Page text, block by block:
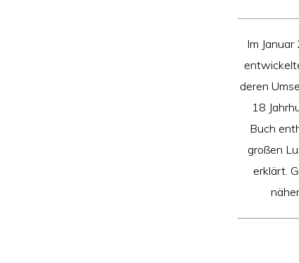
Im
deren
18
Buch
großen
erklärt.